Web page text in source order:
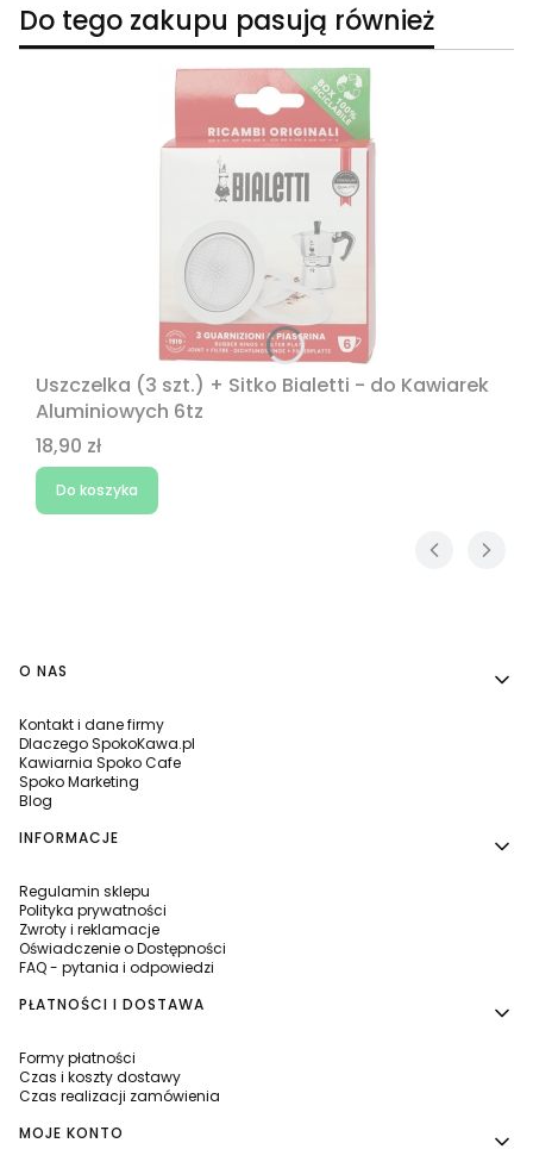
Do tego zakupu pasują również
Uszczelka (3 szt.) + Sitko Bialetti - do Kawiarek
Aluminiowych 6tz
Cena
18,90 zł
Do koszyka
Linki w stopce
O NAS
Kontakt i dane firmy
Dlaczego SpokoKawa.pl
Kawiarnia Spoko Cafe
Spoko Marketing
Blog
INFORMACJE
Regulamin sklepu
Polityka prywatności
Zwroty i reklamacje
Oświadczenie o Dostępności
FAQ - pytania i odpowiedzi
PŁATNOŚCI I DOSTAWA
Formy płatności
Czas i koszty dostawy
Czas realizacji zamówienia
MOJE KONTO